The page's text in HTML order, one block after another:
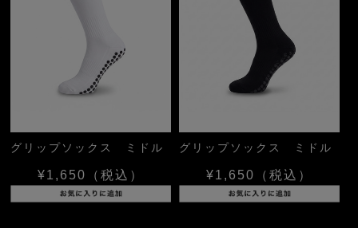
グリップソックス ミドル
¥1,650 （税込）
グリップソックス ミドル
¥1,650 （税込）